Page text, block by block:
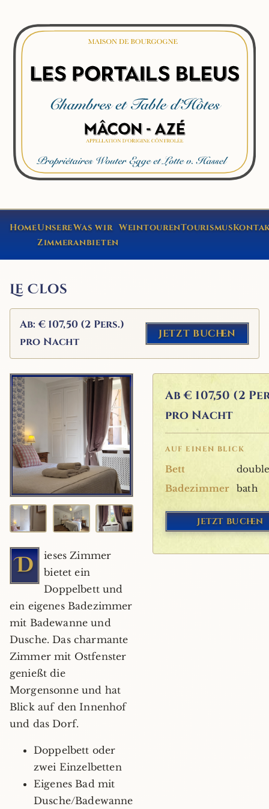
HomeUnsere
Zimmer
Was wir
anbieten
WeintourenTourismus
Le Clos
Ab: € 107,50 (2 Pers.)
pro Nacht
Jetzt buchen
Ab€ 107,50 (2
pro Nacht
AUF EINEN BLICK
Bett
Badezimmer
bath
Jetzt buchen
D
ieses Zimmer
bietet ein
Doppelbett und
ein eigenes Badezimmer
mit Badewanne und
Dusche. Das charmante
Zimmer mit Ostfenster
genießt die
Morgensonne und hat
Blick auf den Innenhof
und das Dorf.
Doppelbett oder
zwei Einzelbetten
Eigenes Bad mit
Dusche/Badewanne